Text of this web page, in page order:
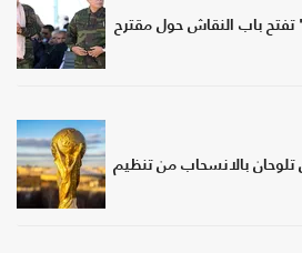
تفتح باب النقاش حول مقترح
تلوحان بالانسحاب من تنظيم